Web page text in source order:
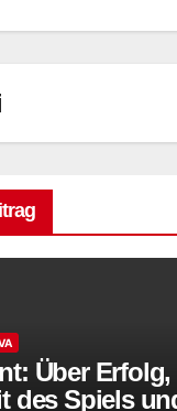
Über Erfolg,
des Spiels